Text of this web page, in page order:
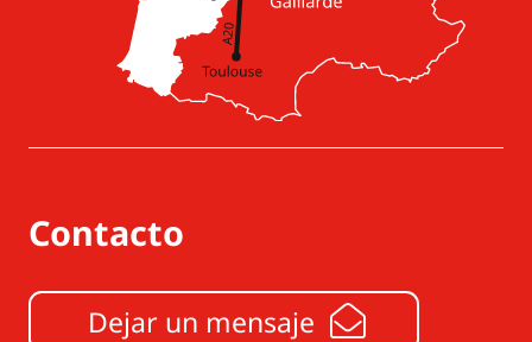
Contacto
Dejar un mensaje